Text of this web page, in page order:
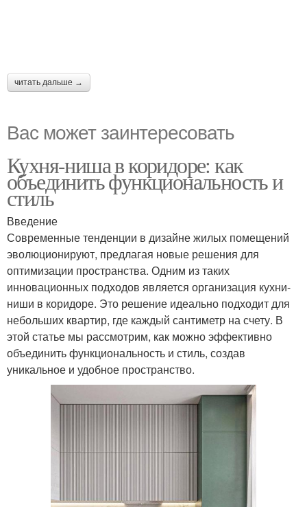
читать дальше →
Вас может заинтересовать
Кухня-ниша в коридоре: как
объединить функциональность и
стиль
Введение
Современные тенденции в дизайне жилых помещений
эволюционируют, предлагая новые решения для
оптимизации пространства. Одним из таких
инновационных подходов является организация кухни-
ниши в коридоре. Это решение идеально подходит для
небольших квартир, где каждый сантиметр на счету. В
этой статье мы рассмотрим, как можно эффективно
объединить функциональность и стиль, создав
уникальное и удобное пространство.